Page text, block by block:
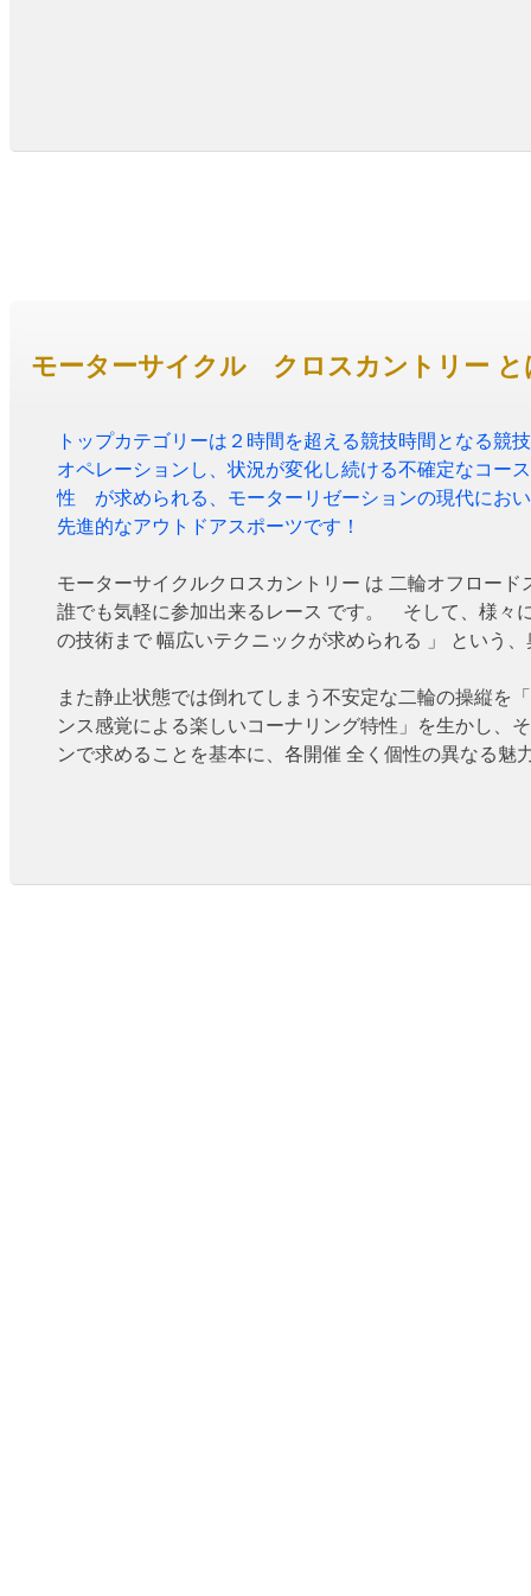
モーターサイクル クロスカントリー と
トップカテゴリーは２時間を超える競技時間となる競
オペレーションし、状況が変化し続ける不確定な
性 が求められる、モーターリゼーションの現代にお
先進的なアウトドアスポーツです！
モーターサイクルクロスカントリー は 二輪オフロード
誰でも気軽に参加出来るレース です。 そして、様々
の技術まで 幅広いテクニックが求められる 」 という
また静止状態では倒れてしまう不安定な二輪の操縦を
ンス感覚による楽しいコーナリング特性」を生かし、
ンで求めることを基本に、各開催 全く個性の異なる魅